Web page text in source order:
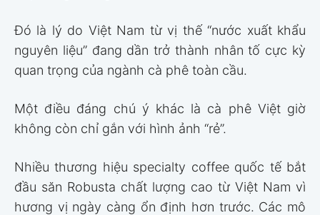
Đó là lý do Việt Nam từ vị thế “nước xuất khẩu
nguyên liệu” đang dần trở thành nhân tố cực kỳ
quan trọng của ngành cà phê toàn cầu.
Một điều đáng chú ý khác là cà phê Việt giờ
không còn chỉ gắn với hình ảnh “rẻ”.
Nhiều thương hiệu specialty coffee quốc tế bắt
đầu săn Robusta chất lượng cao từ Việt Nam vì
hương vị ngày càng ổn định hơn trước. Các mô